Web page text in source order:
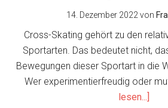
14. Dezember 2022von
Cross-Skating gehört zu den
Sportarten. Das bedeutet nicht,
Bewegungen dieser Sportart in die
Wer experimentierfreudig oder
lesen...]